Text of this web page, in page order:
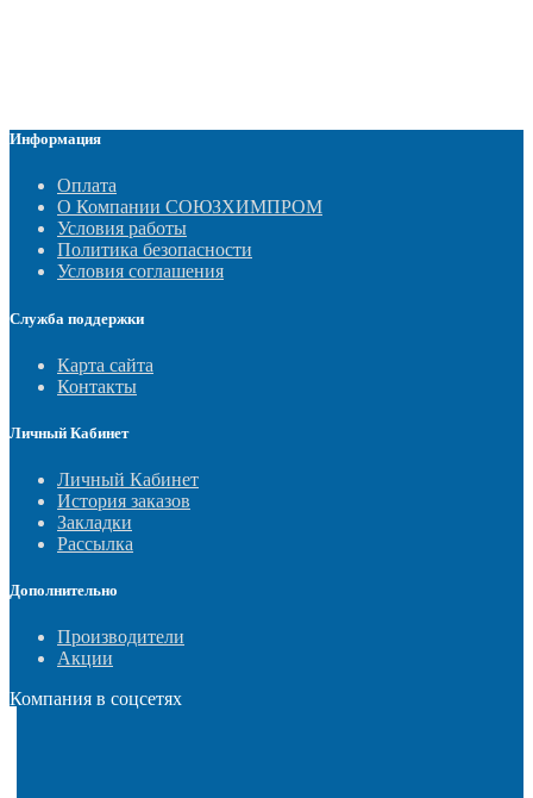
Информация
Оплата
О Компании СОЮЗХИМПРОМ
Условия работы
Политика безопасности
Условия соглашения
Служба поддержки
Карта сайта
Контакты
Личный Кабинет
Личный Кабинет
История заказов
Закладки
Рассылка
Дополнительно
Производители
Акции
Компания в соцсетях